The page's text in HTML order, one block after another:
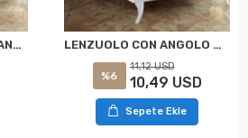
IL SET LENZUOLA CON ANGOLO GIALLO CON ELASTICO NIVEMESHOME 160*200 LENZUOLO CON ANGOLO GRIGIO 160*200 MISURA PER MATERASSO
%6
11,12 USD
10,49 USD
Sepete Ekle